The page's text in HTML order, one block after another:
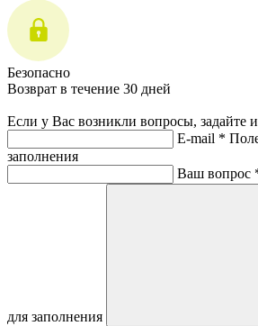
Безопасно
Возврат в течение 30 дней
Если у Вас возникли вопросы, задайте
E-mail *
заполнения
Ваш вопрос
для заполнения